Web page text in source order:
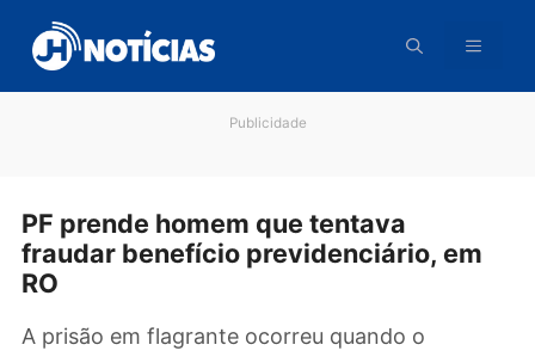
para
conteúdo
PF prende homem que tentava
fraudar benefício previdenciário, em